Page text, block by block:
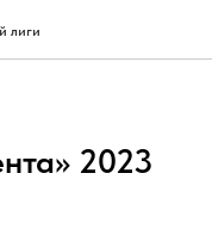
лиги
2023